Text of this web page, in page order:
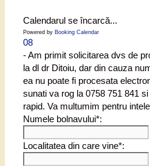
Calendarul se încarcă...
Powered by Booking Calendar
08
- Am primit solicitarea dvs de
la dl dr Ditoiu, dar din cauza
ea nu poate fi procesata
sunati va rog la 0758 751 841
rapid. Va multumim pentru
Numele bolnavului*:
Localitatea din care vine*: